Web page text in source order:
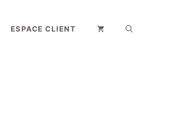
ESPACE CLIENT